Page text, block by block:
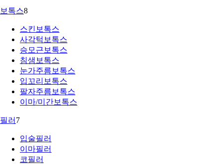
보톡스8
스킨보톡스
사각턱보톡스
승모근보톡스
침샘보톡스
눈가주름보톡스
입꼬리보톡스
팔자주름보톡스
이마/미간보톡스
필러 7
입술필러
이마필러
코필러